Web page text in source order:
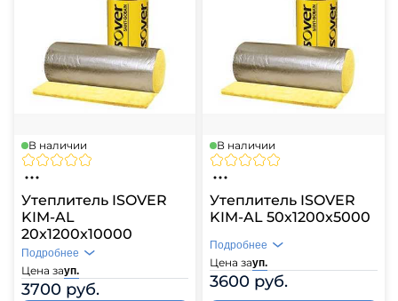
В наличии
Утеплитель ISOVER
KIM-AL
20x1200x10000
Цена зауп.
3700 руб.
Подробнее
В наличии
Утеплитель ISOVER
KIM-AL 50х1200х5000
Цена зауп.
3600 руб.
Подробнее